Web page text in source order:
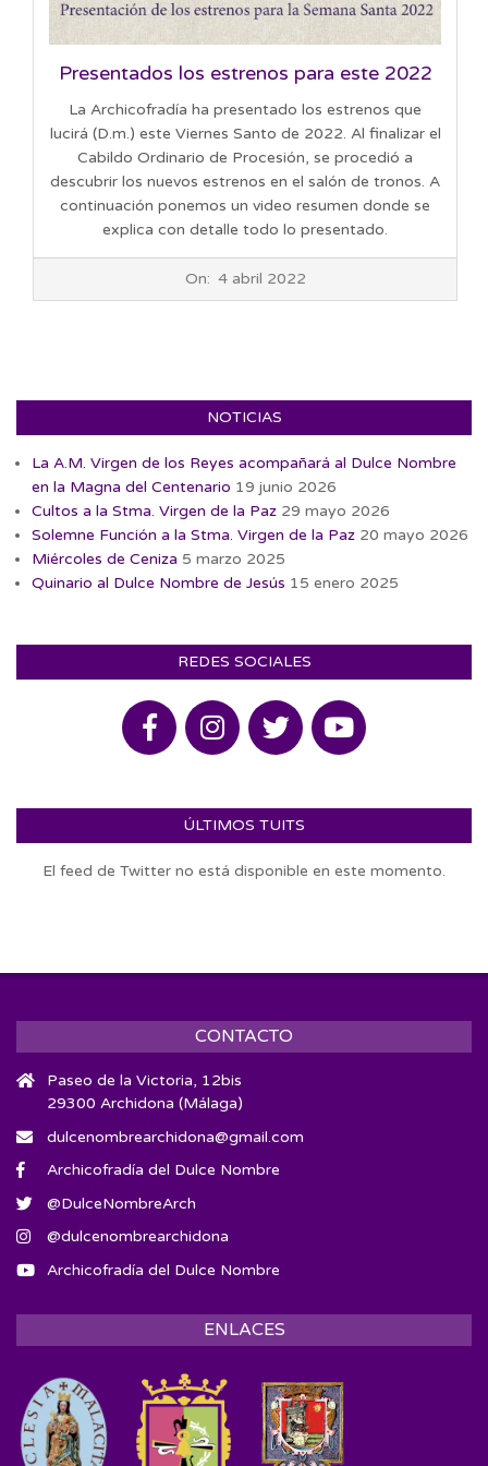
Presentados los estrenos para este 2022
La Archicofradía ha presentado los estrenos que
lucirá (D.m.) este Viernes Santo de 2022. Al finalizar el
Cabildo Ordinario de Procesión, se procedió a
descubrir los nuevos estrenos en el salón de tronos. A
continuación ponemos un video resumen donde se
explica con detalle todo lo presentado.
On: 4 abril 2022
NOTICIAS
La A.M. Virgen de los Reyes acompañará al Dulce Nombre
en la Magna del Centenario 19 junio 2026
Cultos a la Stma. Virgen de la Paz 29 mayo 2026
Solemne Función a la Stma. Virgen de la Paz 20 mayo 2026
Miércoles de Ceniza 5 marzo 2025
Quinario al Dulce Nombre de Jesús 15 enero 2025
REDES SOCIALES
ÚLTIMOS TUITS
El feed de Twitter no está disponible en este momento.
CONTACTO
Paseo de la Victoria, 12bis
29300 Archidona (Málaga)
dulcenombrearchidona@gmail.com
Archicofradía del Dulce Nombre
@DulceNombreArch
@dulcenombrearchidona
Archicofradía del Dulce Nombre
ENLACES